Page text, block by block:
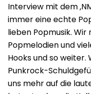
Interview mit dem
immer eine echte
lieben Popmusik.
Popmelodien und
Hooks und so
Punkrock-
uns mehr auf die